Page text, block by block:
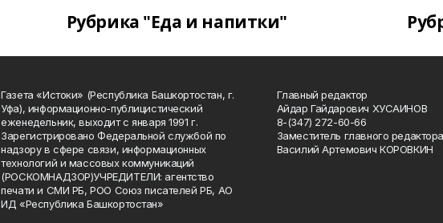
Рубрика "Еда и напитки"
Газета «Истоки» (Республика Башкортостан, г.
Уфа), информационно-публицистический
еженедельник, выходит с января 1991 г.
Зарегистрировано Федеральной службой по
надзору в сфере связи, информационных
технологий и массовых коммуникаций
(РОСКОМНАДЗОР)УЧРЕДИТЕЛИ: агентство
печати и СМИ РБ, РОО Союз писателей РБ, АО
ИД «Республика Башкортостан»
Главный редактор
Айдар Гайдарович ХУСАИНОВ
8-(347) 272-60-66
Заместитель главного редактора
Василий Артемович КОРОВКИН